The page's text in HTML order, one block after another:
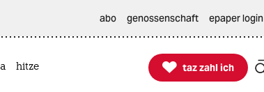
abo genossenschaft epaper login
hitze 
taz zahl ich
taz zahl ich